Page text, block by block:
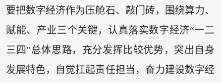
要把数字经济作为压舱石、敲门砖，围绕算力、
赋能、产业三个关键，认真落实数字经济“一二
三四”总体思路，充分发挥比较优势，突出自身
发展特色，自觉扛起责任担当，奋力建设数字经